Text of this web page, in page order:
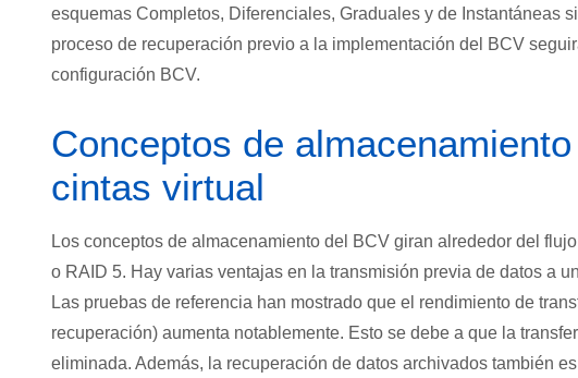
esquemas Completos, Diferenciales, Graduales y de Instantáneas
proceso de recuperación previo a la implementación del BCV
configuración BCV.
Conceptos de
cintas virtual
Los conceptos de almacenamiento del BCV giran alrededor del
o RAID 5. Hay varias ventajas en la transmisión previa de datos a
Las pruebas de referencia han mostrado que el rendimiento de
recuperación) aumenta notablemente. Esto se debe a que la
eliminada. Además, la recuperación de datos archivados también